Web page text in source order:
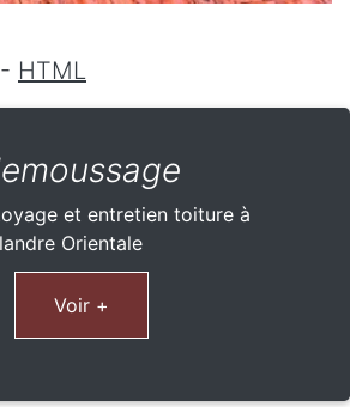
- HTML
et entretien toiture à
Orientale
Voir +